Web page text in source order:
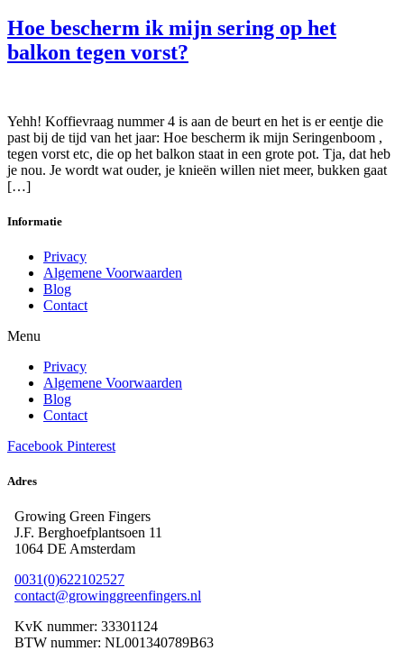
Hoe bescherm ik mijn sering op het
balkon tegen vorst?
Yehh! Koffievraag nummer 4 is aan de beurt en het is er eentje die
past bij de tijd van het jaar: Hoe bescherm ik mijn Seringenboom ,
tegen vorst etc, die op het balkon staat in een grote pot. Tja, dat heb
je nou. Je wordt wat ouder, je knieën willen niet meer, bukken gaat
[…]
Informatie
Privacy
Algemene Voorwaarden
Blog
Contact
Menu
Privacy
Algemene Voorwaarden
Blog
Contact
Facebook Pinterest
Adres
Growing Green Fingers
J.F. Berghoefplantsoen 11
1064 DE Amsterdam
0031(0)622102527
contact@growinggreenfingers.nl
KvK nummer: 33301124
BTW nummer: NL001340789B63